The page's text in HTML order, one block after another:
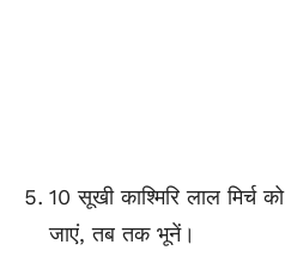
10 सूखी काश्मिरि लाल
जाएं, तब तक भूनें।